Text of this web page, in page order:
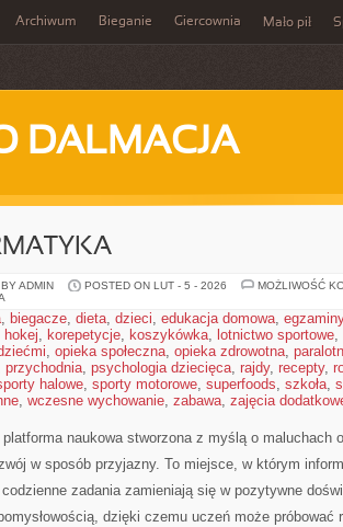
Archiwum Bieganie Giercownia Mało pił
DALMACJA
ADMIN POSTED ON LUT - 5 - 2026
MOŻLIWOŚĆ
, biegacze, dieta, dzieci, edukacja domowa, egzaminy
hokej, korepetycje, koszykówka, lotnictwo sportowe,
, opieka społeczna, opieka zdrowotna,
przychodnia, psychologia dziecięca, rajdy, recepty,
halowe, sporty motorowe, superfoods, szkoła,
, wczesne wychowanie, zabawa, zajęcia
naukowa stworzona z myślą o maluchach
w sposób przyjazny. To miejsce, w którym
zadania zamieniają się w pozytywne
dzięki czemu uczeń może